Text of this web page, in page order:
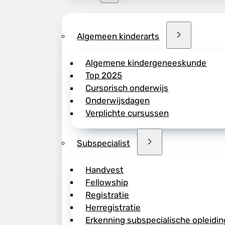
Algemeen kinderarts
Algemene kindergeneeskunde
Top 2025
Cursorisch onderwijs
Onderwijsdagen
Verplichte cursussen
Subspecialist
Handvest
Fellowship
Registratie
Herregistratie
Erkenning subspecialische